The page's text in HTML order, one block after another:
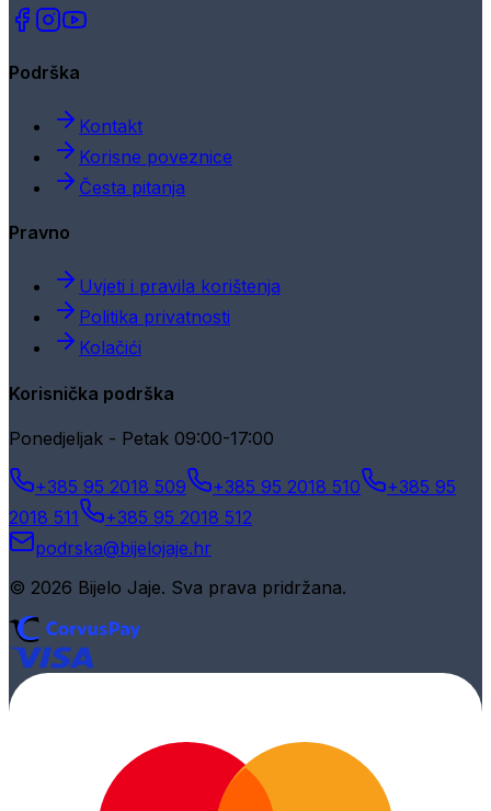
Podrška
Kontakt
Korisne poveznice
Česta pitanja
Pravno
Uvjeti i pravila korištenja
Politika privatnosti
Kolačići
Korisnička podrška
Ponedjeljak - Petak 09:00-17:00
+385 95 2018 509 +385 95 2018 510
+385 95
2018 511
+385 95 2018 512
podrska@bijelojaje.hr
© 2026 Bijelo Jaje. Sva prava pridržana.